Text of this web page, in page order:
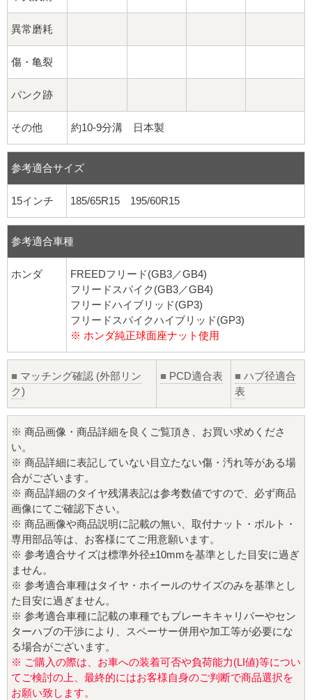
異常磨耗
傷・亀裂
パンク跡
その他 約10-9分溝 日本製
参考適合サイズ
15インチ 185/65R15 195/60R15
参考適合車種
ホンダ
FREEDフリード(GB3／GB4)
フリードスパイク(GB3／GB4)
フリードハイブリッド(GP3)
フリードスパイクハイブリッド(GP3)
※ ホンダ純正球面座ナット使用
■ マッチング確認 (外部リン
ク)
■ PCD適合表 ■ ハブ径適合
表
※ 商品画像・商品詳細を良くご覧頂き、お買い求めくださ
い。
※ 商品詳細に表記していない目立たない傷・汚れ等がある場
合がございます。
※ 商品詳細のタイヤ残溝表記は参考数値ですので、必ず商品
画像にてご確認下さい。
※ 商品画像や商品説明に記載の無い、取付ナット・ボルト・
専用部品等は、お客様にてご用意願います。
※ 参考適合サイズは標準外径±10mmを基準とした目安に過ぎ
ません。
※ 参考適合車種はタイヤ・ホイールのサイズのみを基準とし
た目安に過ぎません。
※ 参考適合車種に記載の車種でもブレーキキャリパーやセン
ターハブの干渉により、スペーサー併用や加工等が必要にな
る場合がございます。
※ ご購入の際は、お車への装着可否や負荷能力(LI値)等につい
てご検討の上、最終的にはお客様自身のご判断で商品選択を
お願い致します。